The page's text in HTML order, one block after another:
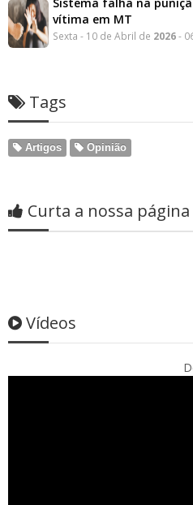
vítima em MT
Sexta - 10 de Abril de 2026-
Tags
Artigos Opinião
Curta a nossa
Vídeos